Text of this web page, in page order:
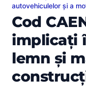
autovehiculelor și a
Cod
implicați
lemn și